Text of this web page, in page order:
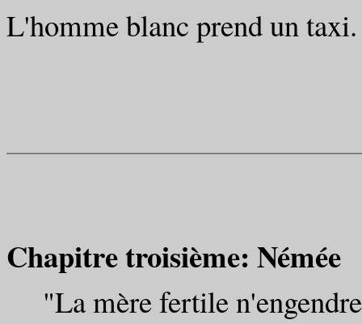
L'homme blanc prend un
Chapitre troisième: Némée
"La mère fertile